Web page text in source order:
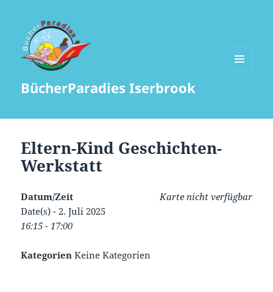
BücherParadies Iserbrook
Eltern-Kind Geschichten-
Werkstatt
Karte nicht verfügbar
Datum/Zeit
Date(s) - 2. Juli 2025
16:15 - 17:00
Kategorien Keine Kategorien